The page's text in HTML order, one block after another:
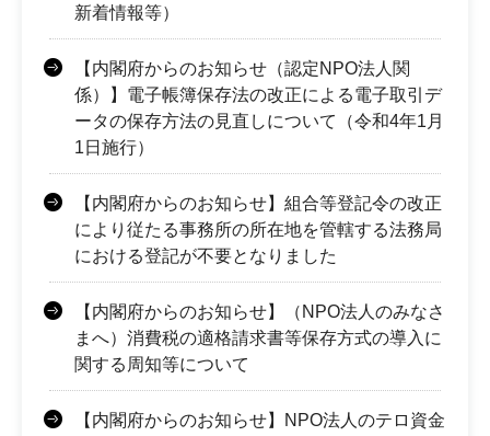
新着情報等）
【内閣府からのお知らせ（認定NPO法人関
係）】電子帳簿保存法の改正による電子取引デ
ータの保存方法の見直しについて（令和4年1月
1日施行）
【内閣府からのお知らせ】組合等登記令の改正
により従たる事務所の所在地を管轄する法務局
における登記が不要となりました
【内閣府からのお知らせ】（NPO法人のみなさ
まへ）消費税の適格請求書等保存方式の導入に
関する周知等について
【内閣府からのお知らせ】NPO法人のテロ資金